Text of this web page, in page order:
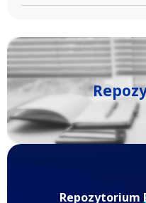
Repozytorium